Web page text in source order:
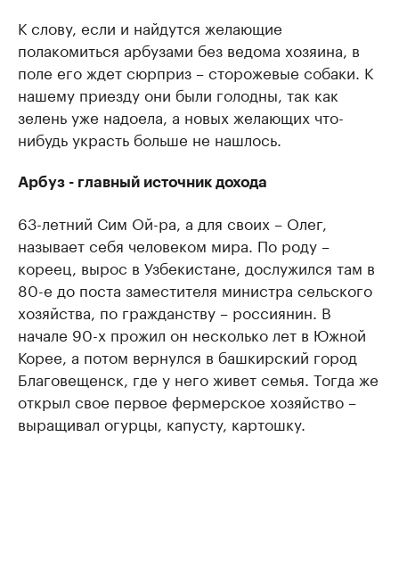
К слову, если и найдутся желающие
полакомиться арбузами без ведома хозяина, в
поле его ждет сюрприз – сторожевые собаки. К
нашему приезду они были голодны, так как
зелень уже надоела, а новых желающих что-
нибудь украсть больше не нашлось.
Арбуз - главный источник дохода
63-летний Сим Ой-ра, а для своих – Олег,
называет себя человеком мира. По роду –
кореец, вырос в Узбекистане, дослужился там в
80-е до поста заместителя министра сельского
хозяйства, по гражданству – россиянин. В
начале 90-х прожил он несколько лет в Южной
Корее, а потом вернулся в башкирский город
Благовещенск, где у него живет семья. Тогда же
открыл свое первое фермерское хозяйство –
выращивал огурцы, капусту, картошку.